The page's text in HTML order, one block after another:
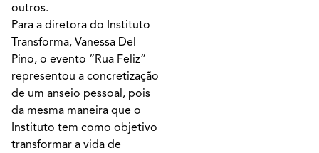
outros.
Para a diretora do Instituto
Transforma, Vanessa Del
Pino, o evento “Rua Feliz”
representou a concretização
de um anseio pessoal, pois
da mesma maneira que o
Instituto tem como objetivo
transformar a vida de